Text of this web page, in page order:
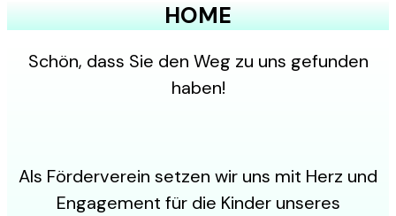
HOME
Schön, dass Sie den Weg zu uns gefunden
haben!
Als Förderverein setzen wir uns mit Herz und
Engagement für die Kinder unseres